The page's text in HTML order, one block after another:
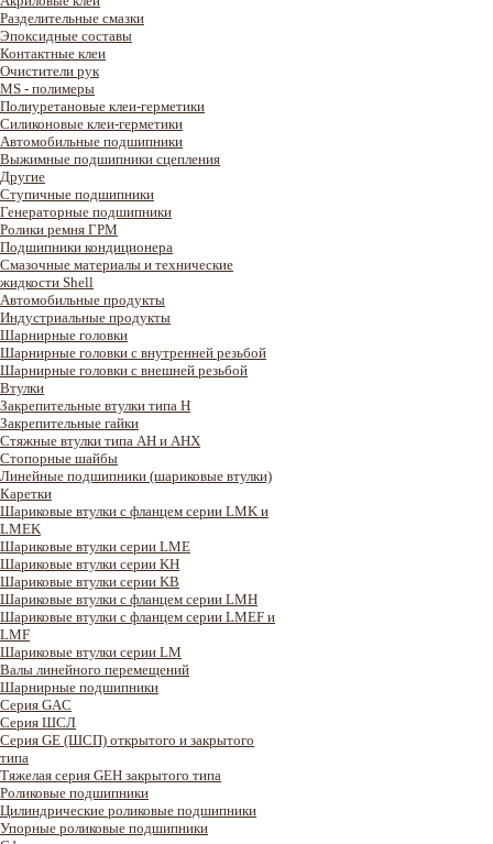
Разделительные смазки
Эпоксидные составы
Контактные клеи
Очистители рук
MS - полимеры
Полиуретановые клеи-герметики
Силиконовые клеи-герметики
Автомобильные подшипники
Выжимные подшипники сцепления
Другие
Ступичные подшипники
Генераторные подшипники
Ролики ремня ГРМ
Подшипники кондиционера
Смазочные материалы и технические
жидкости Shell
Автомобильные продукты
Индустриальные продукты
Шарнирные головки
Шарнирные головки с внутренней резьбой
Шарнирные головки с внешней резьбой
Втулки
Закрепительные втулки типа H
Закрепительные гайки
Стяжные втулки типа AH и AHX
Стопорные шайбы
Линейные подшипники (шариковые втулки)
Каретки
Шариковые втулки с фланцем серии LMK и
LMEK
Шариковые втулки серии LME
Шариковые втулки серии KH
Шариковые втулки серии KB
Шариковые втулки с фланцем серии LMH
Шариковые втулки с фланцем серии LMEF и
LMF
Шариковые втулки серии LM
Валы линейного перемещений
Шарнирные подшипники
Серия GAC
Cерия ШСЛ
Серия GE (ШСП) открытого и закрытого
типа
Тяжелая серия GEH закрытого типа
Роликовые подшипники
Цилиндрические роликовые подшипники
Упорные роликовые подшипники